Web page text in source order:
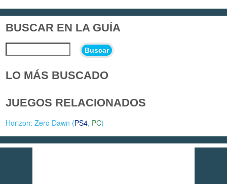
BUSCAR EN LA GUÍA
Buscar
LO MÁS BUSCADO
JUEGOS RELACIONADOS
Horizon: Zero Dawn (PS4, PC)